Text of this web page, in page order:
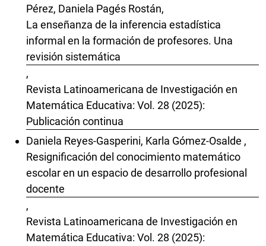
Pérez, Daniela Pagés Rostán,
La enseñanza de la inferencia estadística
informal en la formación de profesores. Una
revisión sistemática
,
Revista Latinoamericana de Investigación en
Matemática Educativa: Vol. 28 (2025):
Publicación continua
Daniela Reyes-Gasperini, Karla Gómez-Osalde ,
Resignificación del conocimiento matemático
escolar en un espacio de desarrollo profesional
docente
,
Revista Latinoamericana de Investigación en
Matemática Educativa: Vol. 28 (2025):